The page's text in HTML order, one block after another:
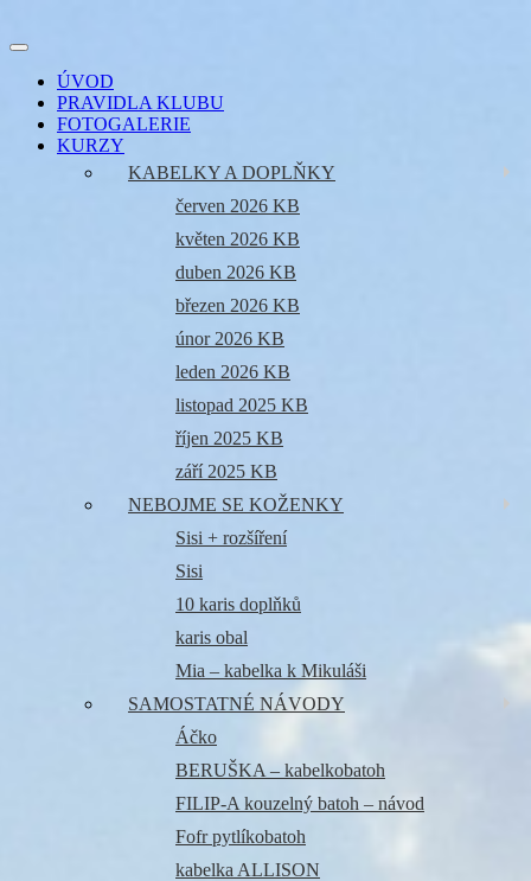
k
webuEVIKLUB
šicí klub
Toggle
navigation
ÚVOD
PRAVIDLA KLUBU
FOTOGALERIE
KURZY
KABELKY A DOPLŇKY
červen 2026 KB
květen 2026 KB
duben 2026 KB
březen 2026 KB
únor 2026 KB
leden 2026 KB
listopad 2025 KB
říjen 2025 KB
září 2025 KB
NEBOJME SE KOŽENKY
Sisi + rozšíření
Sisi
10 karis doplňků
karis obal
Mia – kabelka k Mikuláši
SAMOSTATNÉ NÁVODY
Áčko
BERUŠKA – kabelkobatoh
FILIP-A kouzelný batoh – návod
Fofr pytlíkobatoh
kabelka ALLISON